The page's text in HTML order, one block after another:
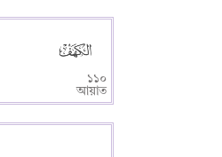
১১০
আয়াত